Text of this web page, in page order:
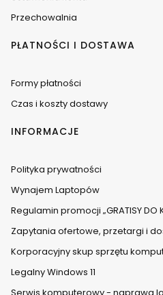
Przechowalnia
PŁATNOŚCI I DOSTAWA
Formy płatności
Czas i koszty dostawy
INFORMACJE
Polityka prywatności
Wynajem Laptopów
Regulamin promocji „GRATISY DO
Zapytania ofertowe, przetargi i
Korporacyjny skup sprzętu
Legalny Windows 11